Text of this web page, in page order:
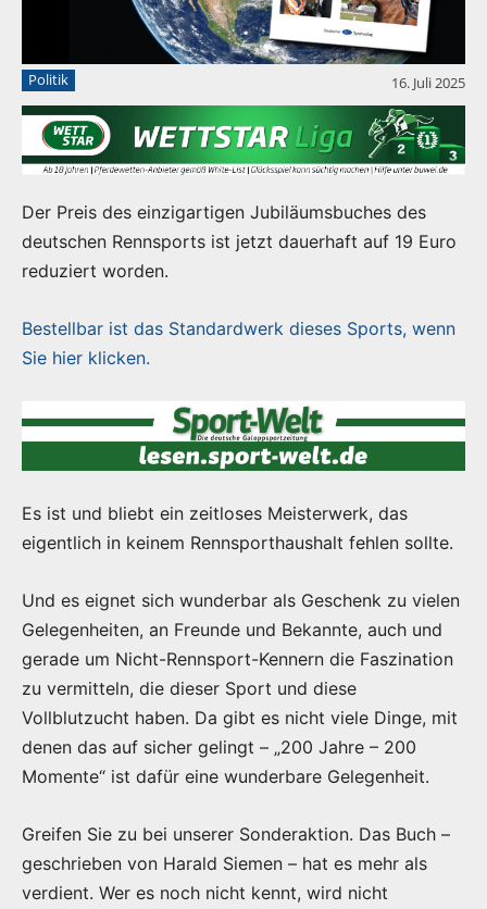
Politik 16. Juli 2025
Der Preis des einzigartigen Jubiläumsbuches des
deutschen Rennsports ist jetzt dauerhaft auf 19 Euro
reduziert worden.
Bestellbar ist das Standardwerk dieses Sports, wenn
Sie hier klicken.
Es ist und bliebt ein zeitloses Meisterwerk, das
eigentlich in keinem Rennsporthaushalt fehlen sollte.
Und es eignet sich wunderbar als Geschenk zu vielen
Gelegenheiten, an Freunde und Bekannte, auch und
gerade um Nicht-Rennsport-Kennern die Faszination
zu vermitteln, die dieser Sport und diese
Vollblutzucht haben. Da gibt es nicht viele Dinge, mit
denen das auf sicher gelingt – „200 Jahre – 200
Momente“ ist dafür eine wunderbare Gelegenheit.
Greifen Sie zu bei unserer Sonderaktion. Das Buch –
geschrieben von Harald Siemen – hat es mehr als
verdient. Wer es noch nicht kennt, wird nicht